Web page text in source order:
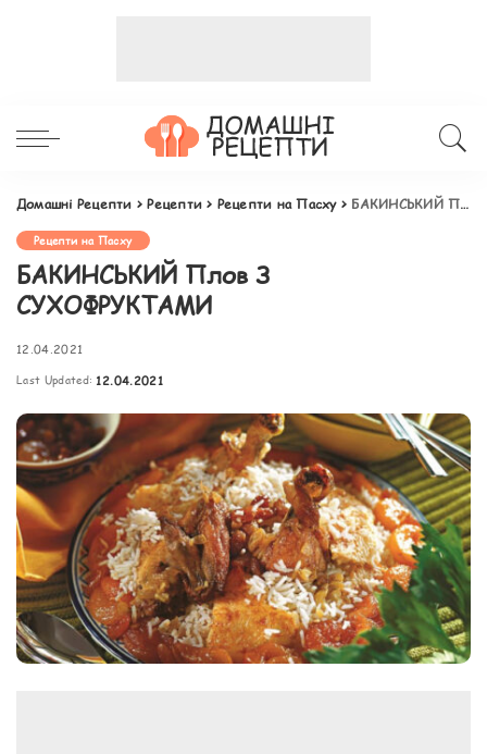
Домашні Рецепти >Рецепти > Рецепти на Пасху> БАКИНСЬКИЙ Плов З СУХОФРУКТАМИ
Рецепти на Пасху
БАКИНСЬКИЙ Плов З
СУХОФРУКТАМИ
12.04.2021
Last Updated: 12.04.2021